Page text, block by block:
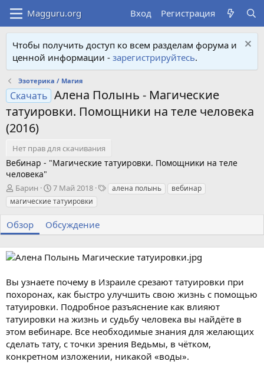
Вход Регистрация
Чтобы получить доступ ко всем разделам форума и
ценной информации - зарегистрируйтесь.
Эзотерика / Магия
Скачать Алена Полынь - Магические
татуировки. Помощники на теле человека
(2016)
Нет прав для скачивания
Вебинар - "Магические татуировки. Помощники на теле
человека"
А
в
т
о
р
Барин
Д
а
т
а
с
д
н
я
7 Май 2018
Т алена полынь
вебинар
магические татуировки
Обзор Обсуждение
Вы узнаете почему в Израиле срезают татуировки при
похоронах, как быстро улучшить свою жизнь с помощью
татуировки. Подробное разъяснение как влияют
татуировки на жизнь и судьбу человека вы найдёте в
этом вебинаре. Все необходимые знания для желающих
сделать тату, с точки зрения Ведьмы, в чётком,
конкретном изложении, никакой «воды».